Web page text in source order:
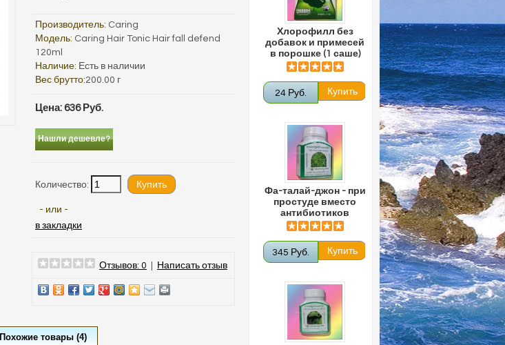
Хлорофилл без
добавок и примесей
в порошке (1 саше)
24 Руб.
Фа-талай-джон - при
простуде вместо
антибиотиков
345 Руб.
Производитель: Caring
Модель: Caring Hair Tonic Hair fall defend
120ml
Наличие: Есть в наличии
Вес брутто:200.00 г
Цена: 636 Руб.
Нашли дешевле?
Количество:
- или -
в закладки
Отзывов: 0 Написать отзыв
Похожие товары (4)